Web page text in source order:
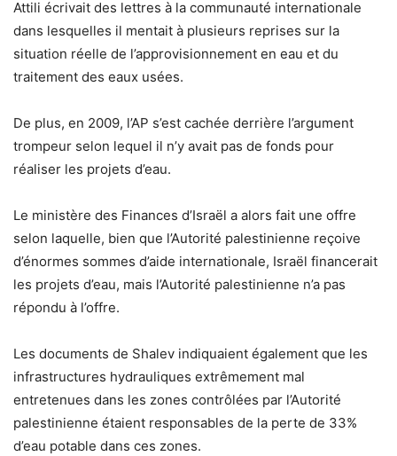
Attili écrivait des lettres à la communauté internationale
dans lesquelles il mentait à plusieurs reprises sur la
situation réelle de l’approvisionnement en eau et du
traitement des eaux usées.
De plus, en 2009, l’AP s’est cachée derrière l’argument
trompeur selon lequel il n’y avait pas de fonds pour
réaliser les projets d’eau.
Le ministère des Finances d’Israël a alors fait une offre
selon laquelle, bien que l’Autorité palestinienne reçoive
d’énormes sommes d’aide internationale, Israël financerait
les projets d’eau, mais l’Autorité palestinienne n’a pas
répondu à l’offre.
Les documents de Shalev indiquaient également que les
infrastructures hydrauliques extrêmement mal
entretenues dans les zones contrôlées par l’Autorité
palestinienne étaient responsables de la perte de 33%
d’eau potable dans ces zones.